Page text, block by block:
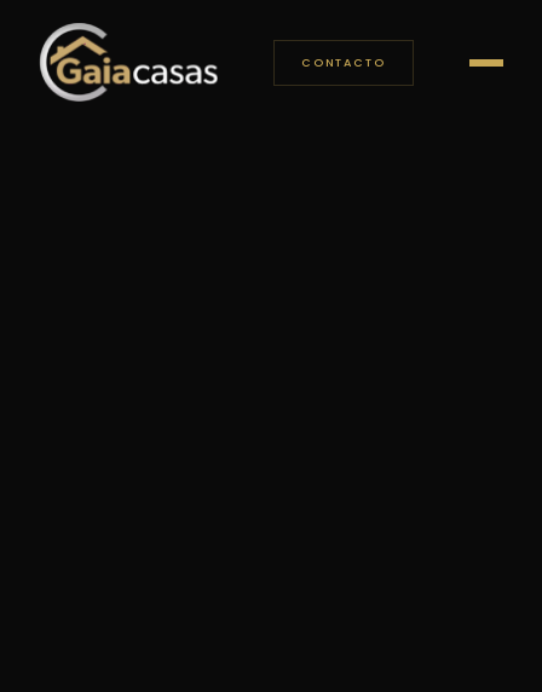
CONTACTO